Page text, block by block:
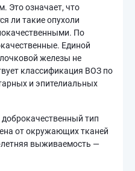
Это означает, что
ли такие опухоли
По
Единой
железы не
классификация ВОЗ по
и эпителиальных
тип
от окружающих тканей
летняя выживаемость —